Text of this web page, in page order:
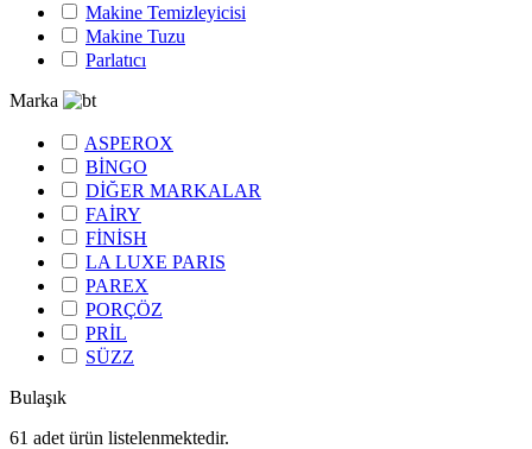
Makine Temizleyicisi
Makine Tuzu
Parlatıcı
Marka
ASPEROX
BİNGO
DİĞER MARKALAR
FAİRY
FİNİSH
LA LUXE PARIS
PAREX
PORÇÖZ
PRİL
SÜZZ
Bulaşık
61 adet ürün listelenmektedir.